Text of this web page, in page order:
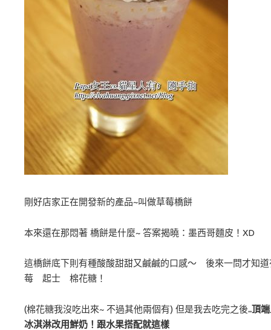
剛好店家正在開發新的產品~叫做草莓橋餅
本來還在那悶著 橋餅是什麼~ 答案揭曉：墨西哥麵皮！XD
這橋餅底下則有種酸酸甜甜又鹹鹹的口感～ 後來一問才知道
莓 起士 棉花糖！
(棉花糖我沒吃出來~ 不過其他兩個有) 但是我去吃完之後..頂
冰淇淋改用鮮奶！跟水果搭配就這樣